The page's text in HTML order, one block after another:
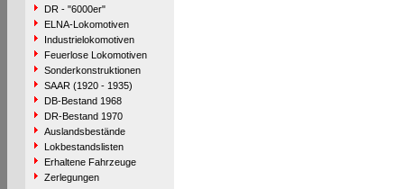
DR - "6000er"
ELNA-Lokomotiven
Industrielokomotiven
Feuerlose Lokomotiven
Sonderkonstruktionen
SAAR (1920 - 1935)
DB-Bestand 1968
DR-Bestand 1970
Auslandsbestände
Lokbestandslisten
Erhaltene Fahrzeuge
Zerlegungen